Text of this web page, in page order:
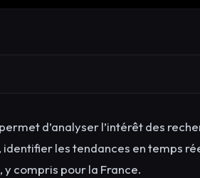
d’analyser l’intérêt des
les tendances en temps
compris pour la France.